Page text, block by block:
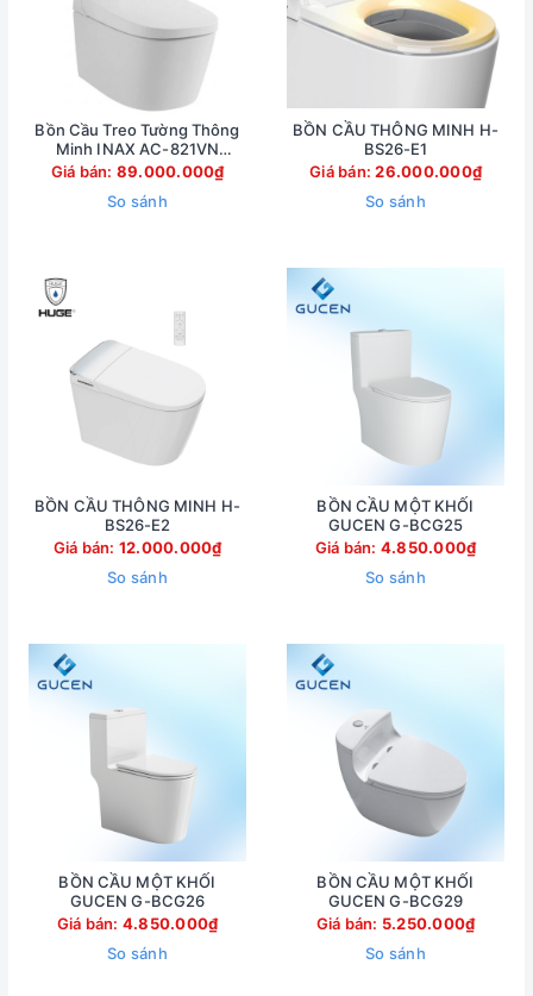
Bồn Cầu Treo Tường Thông
Minh INAX AC-821VN
(AC821VN)
Giá bán: 89.000.000₫
So sánh
BỒN CẦU THÔNG MINH H-
BS26-E1
Giá bán:26.000.000₫
So sánh
BỒN CẦU THÔNG MINH H-
BS26-E2
Giá bán: 12.000.000₫
So sánh
BỒN CẦU MỘT KHỐI
GUCEN G-BCG25
Giá bán: 4.850.000₫
So sánh
BỒN CẦU MỘT KHỐI
GUCEN G-BCG26
Giá bán: 4.850.000₫
So sánh
BỒN CẦU MỘT KHỐI
GUCEN G-BCG29
Giá bán: 5.250.000₫
So sánh